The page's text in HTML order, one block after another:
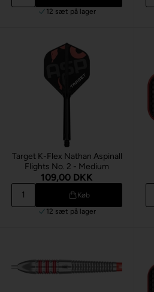
12 sæt på lager
Target K-Flex Nathan Aspinall
Flights No. 2 - Medium
109,00 DKK
Køb
12 sæt på lager